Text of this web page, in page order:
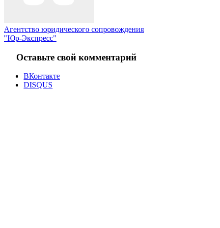
Агентство юридического сопровождения
"Юр-Экспресс"
Оставьте свой комментарий
ВКонтакте
DISQUS